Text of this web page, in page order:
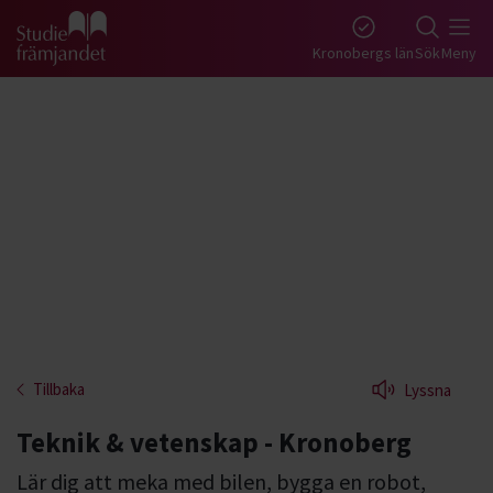
Gå till studiefrämjandets startsida Kronobergs länSökMeny
Tillbaka Lyssna
Teknik & vetenskap - Kronoberg
Lär dig att meka med bilen, bygga en robot,